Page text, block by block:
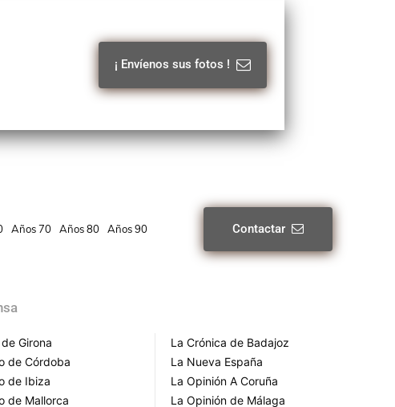
¡ Envíenos sus fotos !
Años 70 Años 80 Años 90 Contactar
Girona
de Córdoba
de Ibiza
de Mallorca
La Crónica de Badajoz
La Nueva España
La Opinión A Coruña
La Opinión de Málaga